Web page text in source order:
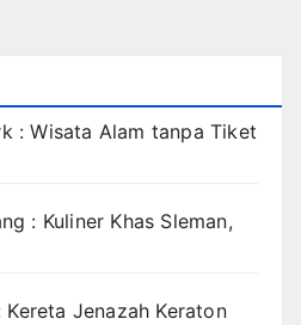
: Wisata Alam tanpa Tiket
: Kuliner Khas Sleman,
Kereta Jenazah Keraton